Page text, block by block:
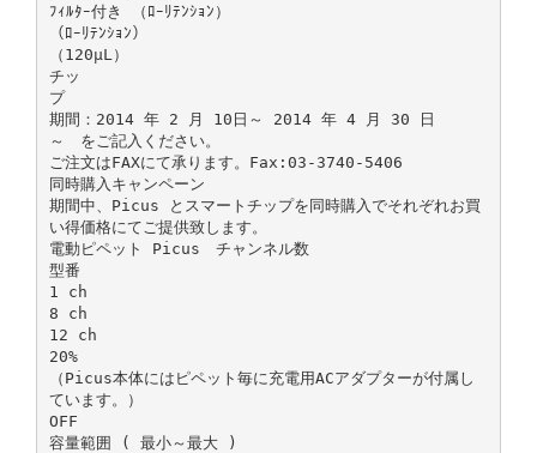
ﾌｨﾙﾀｰ付き （ﾛｰﾘﾃﾝｼｮﾝ）
（ﾛｰﾘﾃﾝｼｮﾝ）
（120μL）
チッ
プ
期間：2014 年 2 月 10日～ 2014 年 4 月 30 日
～ をご記入ください。
ご注文はFAXにて承ります。Fax:03-3740-5406
同時購入キャンペーン
期間中、Picus とスマートチップを同時購入でそれぞれお買
い得価格にてご提供致します。
電動ピペット Picus チャンネル数
型番
1 ch
8 ch
12 ch
20%
（Picus本体にはピペット毎に充電用ACアダプターが付属し
ています。）
OFF
容量範囲 ( 最小～最大 )